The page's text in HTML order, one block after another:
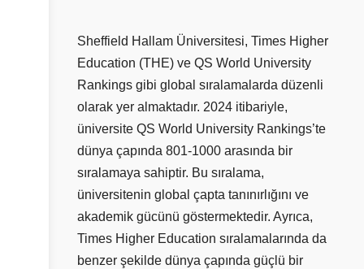
Sheffield Hallam Üniversitesi, Times Higher
Education (THE) ve QS World University
Rankings gibi global sıralamalarda düzenli
olarak yer almaktadır. 2024 itibariyle,
üniversite QS World University Rankings’te
dünya çapında 801-1000 arasında bir
sıralamaya sahiptir. Bu sıralama,
üniversitenin global çapta tanınırlığını ve
akademik gücünü göstermektedir. Ayrıca,
Times Higher Education sıralamalarında da
benzer şekilde dünya çapında güçlü bir